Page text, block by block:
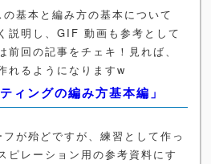
基本と編み方の基本について
説明し、GIF 動画も参考として
回の記事をチェキ！見れば、
れるようになりますw
ィングの編み方基本編」
が殆どですが、練習として作っ
ピレーション用の参考資料にす